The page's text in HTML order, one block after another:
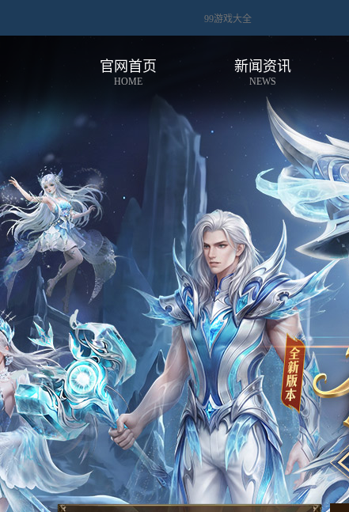
99游戏大全
官网首页
HOME
新闻资讯
NEWS